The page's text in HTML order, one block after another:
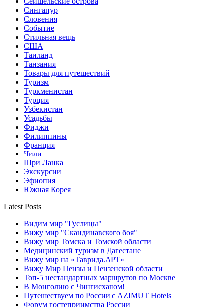
Сингапур
Словения
Событие
Стильная вещь
США
Таиланд
Танзания
Товары для путешествий
Туризм
Туркменистан
Турция
Узбекистан
Усадьбы
Фиджи
Филиппины
Франция
Чили
Шри Ланка
Экскурсии
Эфиопия
Южная Корея
Latest Posts
Видим мир "Гуслицы"
Вижу мир "Скандинавского боя"
Вижу мир Томска и Томской области
Медицинский туризм в Дагестане
Вижу мир на «Таврида.АРТ»
Вижу Мир Пензы и Пензенской области
Топ-5 нестандартных маршрутов по Москве
В Монголию с Чингисханом!
Путешествуем по России с AZIMUT Hotels
Форум гостеприимства России